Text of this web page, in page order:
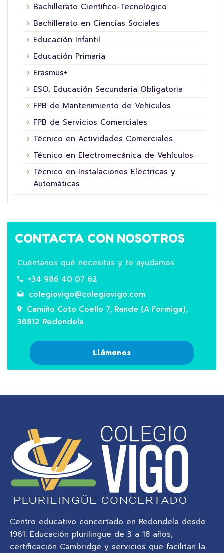
Bachillerato Científico-Tecnológico
Bachillerato en Ciencias Sociales
Educación Infantil
Educación Primaria
Erasmus+
ESO. Educación Secundaria Obligatoria
FPB de Mantenimiento de Vehículos
FPB de Servicios Comerciales
Técnico en Actividades Comerciales
Técnico en Electromecánica de Vehículos
Técnico en Instalaciones Eléctricas y
Automáticas
CONTACTA CON NOSOTROS
Cuéntanos qué necesitas y te ayudamos
+34 986 40 07 62
colegiovigo@colegiovigo.com
Camiño Coto Coello 7, Rande (A Formiga),
36812 Redondela
Llámanos
Centro educativo concertado en Redondela desde
1961. Educación plurilingüe de 3 a 18 años,
certificación Cambridge y servicios que facilitan la